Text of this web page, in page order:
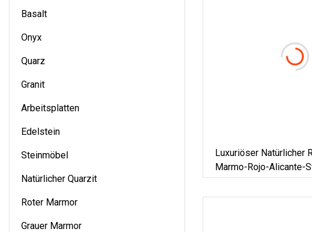
Basalt
Onyx
Quarz
Granit
Arbeitsplatten
Edelstein
Steinmöbel
Natürlicher Quarzit
Roter Marmor
Grauer Marmor
Luxuriöser Natürlicher
Marmo-Rojo-Alicante-
Weißem Adermarmor
Maßgeschneiderte